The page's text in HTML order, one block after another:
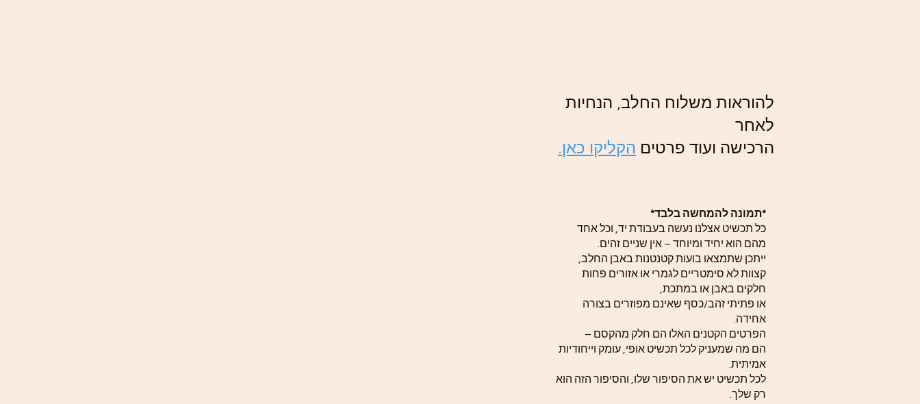
להוראות משלוח החלב, הנחיות
לאחר
הרכישה ועוד פרטים הקליקו כאן.
*תמונה להמחשה בלבד*
כל תכשיט אצלנו נעשה בעבודת יד, וכל אחד
מהם הוא יחיד ומיוחד – אין שניים זהים.
ייתכן שתמצאו בועות קטנטנות באבן החלב,
קצוות לא סימטריים לגמרי או אזורים פחות
חלקים באבן או במתכת,
או פתיתי זהב/כסף שאינם מפוזרים בצורה
אחידה.
הפרטים הקטנים האלו הם חלק מהקסם –
הם מה שמעניק לכל תכשיט אופי, עומק וייחודיות
אמיתית.
לכל תכשיט יש את הסיפור שלו, והסיפור הזה הוא
רק שלך.